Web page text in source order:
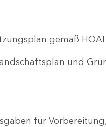
gemäß HOAI
und
für